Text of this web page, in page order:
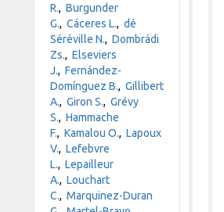
R.,Burgunder
G.,Cáceres L.,dé
Séréville N.,Dombrádi
Zs.,Elseviers
J.,Fernández-
Domínguez B.,Gillibert
A.,Giron S.,Grévy
S.,Hammache
F.,Kamalou O.,Lapoux
V.,Lefebvre
L.,Lepailleur
A.,Louchart
C.,Marquinez-Duran